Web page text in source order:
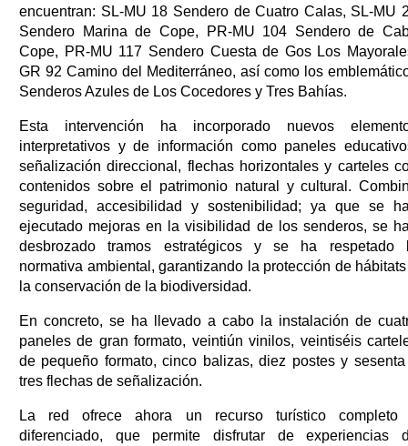
encuentran: SL-MU 18 Sendero de Cuatro Calas, SL-MU
Sendero Marina de Cope, PR-MU 104 Sendero de
Cope, PR-MU 117 Sendero Cuesta de Gos Los
GR 92 Camino del Mediterráneo, así como los
Senderos Azules de Los Cocedores y Tres Bahías.
Esta intervención ha incorporado nuevos
interpretativos y de información como paneles
señalización direccional, flechas horizontales y carteles
contenidos sobre el patrimonio natural y cultural.
seguridad, accesibilidad y sostenibilidad; ya que se
ejecutado mejoras en la visibilidad de los senderos, se
desbrozado tramos estratégicos y se ha respetado
normativa ambiental, garantizando la protección de
la conservación de la biodiversidad.
En concreto, se ha llevado a cabo la instalación de
paneles de gran formato, veintiún vinilos, veintiséis
de pequeño formato, cinco balizas, diez postes y
tres flechas de señalización.
La red ofrece ahora un recurso turístico completo
diferenciado, que permite disfrutar de experiencias